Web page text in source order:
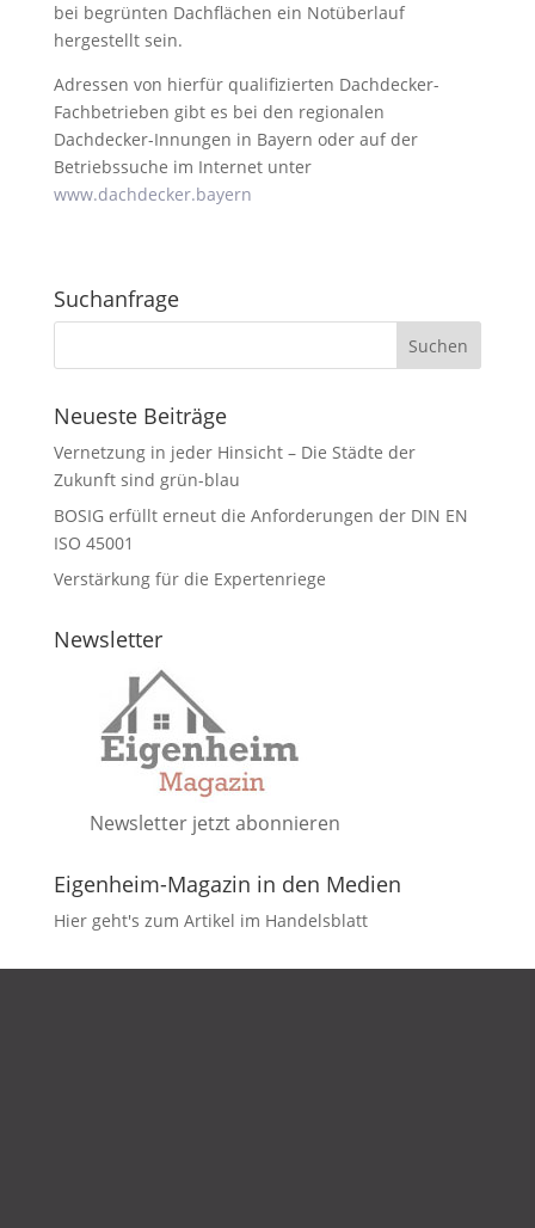
bei begrünten Dachflächen ein Notüberlauf
hergestellt sein.
Adressen von hierfür qualifizierten Dachdecker-
Fachbetrieben gibt es bei den regionalen
Dachdecker-Innungen in Bayern oder auf der
Betriebssuche im Internet unter
www.dachdecker.bayern
Suchanfrage
Neueste Beiträge
Vernetzung in jeder Hinsicht – Die Städte der
Zukunft sind grün-blau
BOSIG erfüllt erneut die Anforderungen der DIN EN
ISO 45001
Verstärkung für die Expertenriege
Newsletter
Newsletter jetzt abonnieren
Eigenheim-Magazin in den Medien
Hier geht's zum Artikel im Handelsblatt
DATENSCHUTZ